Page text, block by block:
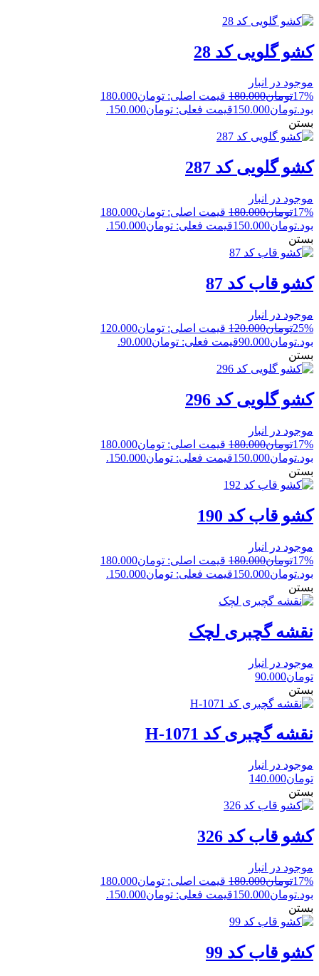
کشو گلویی کد 28
موجود در انبار
17%تومان180.000
قیمت اصلی: تومان180.000
بود.تومان150.000قیمت فعلی: تومان150.000.
بستن
کشو گلویی کد 287
موجود در انبار
17%تومان180.000
قیمت اصلی: تومان180.000
بود.تومان150.000قیمت فعلی: تومان150.000.
بستن
کشو قاب کد 87
موجود در انبار
25%تومان120.000
قیمت اصلی: تومان120.000
بود.تومان90.000قیمت فعلی: تومان90.000.
بستن
کشو گلویی کد 296
موجود در انبار
17%تومان180.000
قیمت اصلی: تومان180.000
بود.تومان150.000قیمت فعلی: تومان150.000.
بستن
کشو قاب کد 190
موجود در انبار
17%تومان180.000
قیمت اصلی: تومان180.000
بود.تومان150.000قیمت فعلی: تومان150.000.
بستن
نقشه گچبری لچک
موجود در انبار
تومان90.000
بستن
نقشه گچبری کد H-1071
موجود در انبار
تومان140.000
بستن
کشو قاب کد 326
موجود در انبار
17%تومان180.000
قیمت اصلی: تومان180.000
بود.تومان150.000قیمت فعلی: تومان150.000.
بستن
کشو قاب کد 99